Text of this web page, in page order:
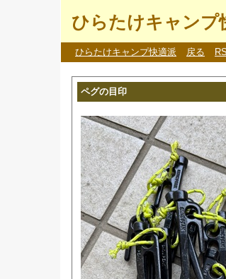
ひらたけキャンプ
ひらたけキャンプ快適派 戻る
ペグの目印